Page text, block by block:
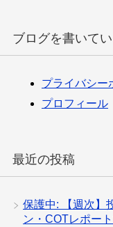
ブログを書いてい
プライバシー
プロフィール
最近の投稿
保護中: 【週次】
ン・COTレポー